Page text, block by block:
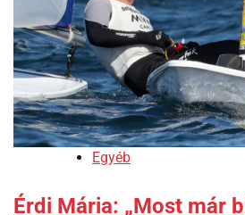
Egyéb
Érdi Mária: „Most már